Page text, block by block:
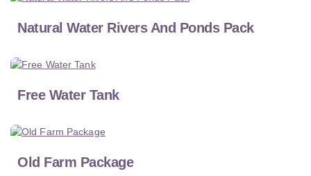
Natural Water Rivers And Ponds Pack
Free Water Tank
Old Farm Package